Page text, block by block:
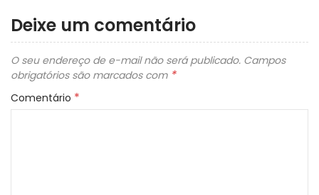
Deixe um comentário
O seu endereço de e-mail não será publicado. Campos
obrigatórios são marcados com *
Comentário *